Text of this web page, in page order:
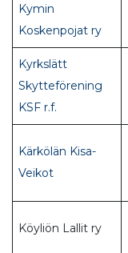
Kymin
Koskenpojat ry
Kyrkslätt
Skytteförening
KSF r.f.
Kärkölän Kisa-
Veikot
Köyliön Lallit ry